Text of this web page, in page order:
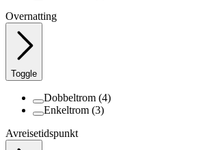
Overnatting
Toggle
Dobbeltrom (4)
Enkeltrom (3)
Avreisetidspunkt